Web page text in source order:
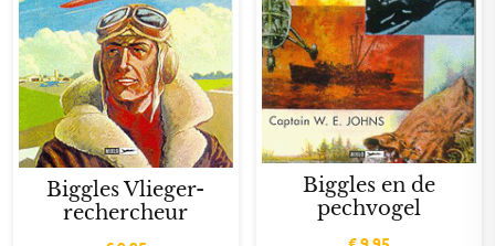
Biggles Vlieger-
rechercheur
Biggles en de
pechvogel